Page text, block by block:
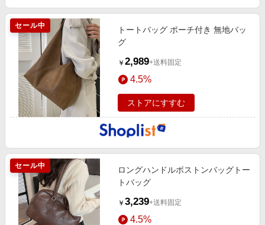
セール中
トートバッグ ポーチ付き 無地バッ
グ
￥ 2,989+送料固定
4.5%
ストアにすすむ
セール中
ロングハンドルボストンバッグトー
トバッグ
￥ 3,239+送料固定
4.5%